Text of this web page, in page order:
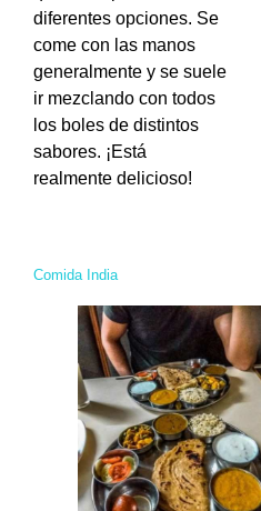
diferentes opciones. Se
come con las manos
generalmente y se suele
ir mezclando con todos
los boles de distintos
sabores. ¡Está
realmente delicioso!
Comida India